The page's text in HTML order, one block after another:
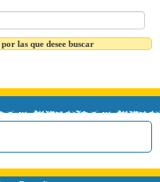
las que desee buscar